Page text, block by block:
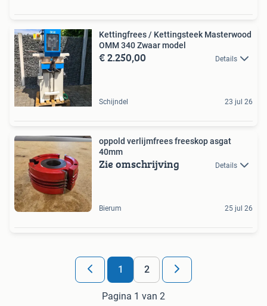
Kettingfrees / Kettingsteek Masterwood
OMM 340 Zwaar model
€ 2.250,00 Details
Schijndel 23 jul 26
oppold verlijmfrees freeskop asgat
40mm
Zie omschrijving Details
Bierum 25 jul 26
1 2
Pagina 1 van 2